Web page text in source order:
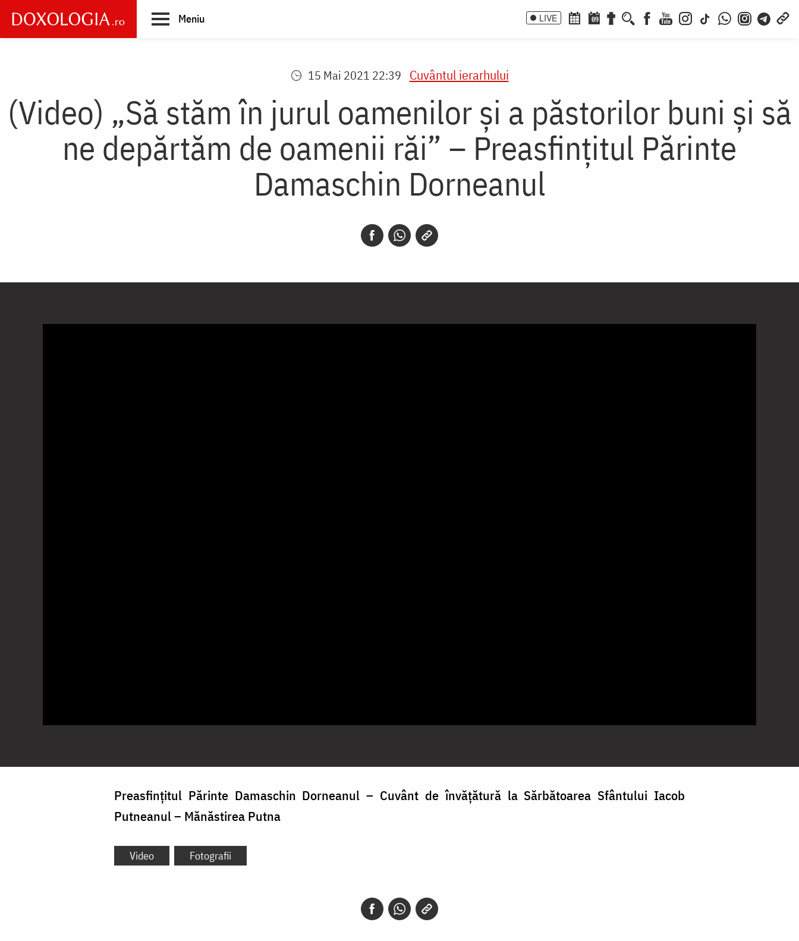
main
Meniu LIVE 09
15 Mai 2021 22:39 Cuvântul ierarhului
(Video) „Să stăm în jurul oamenilor și a păstorilor buni și să
ne depărtăm de oamenii răi” – Preasfințitul Părinte
Damaschin Dorneanul
Preasfințitul Părinte Damaschin Dorneanul – Cuvânt de învățătură la Sărbătoarea Sfântului Iacob
Putneanul – Mănăstirea Putna
Video Fotografii